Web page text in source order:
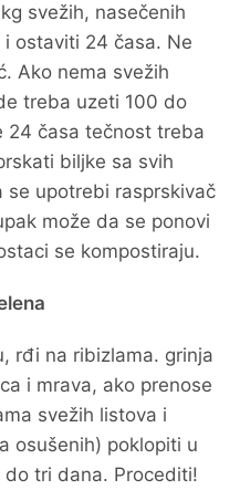
svežih, nasečenih
ostaviti 24 časa. Ne
Ako nema svežih
treba uzeti 100 do
24 časa tečnost treba
biljke sa svih
se upotrebi rasprskivač
može da se ponovi
se kompostiraju.
rđi na ribizlama. grinja
i mrava, ako prenose
svežih listova i
osušenih) poklopiti u
tri dana. Procediti!